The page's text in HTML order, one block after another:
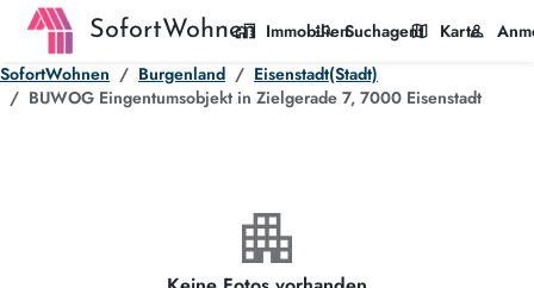
SofortWohnen
home_work Immobilien
manage_search Suchagent
map Karte
person
SofortWohnen
Burgenland
Eisenstadt(Stadt)
BUWOG Eingentumsobjekt in Zielgerade 7, 7000 Eisenstadt
apartment